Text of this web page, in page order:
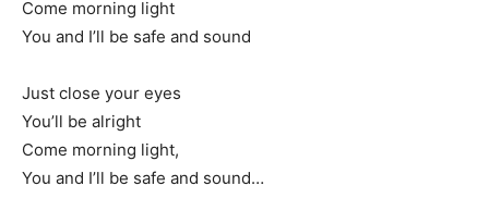
Come morning light
You and I’ll be safe and sound
Just close your eyes
You’ll be alright
Come morning light,
You and I’ll be safe and sound…